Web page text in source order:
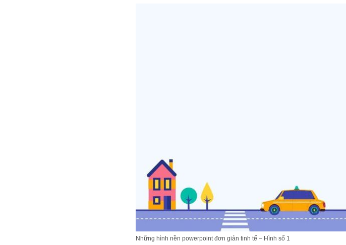
Những hình nền powerpoint đơn giản tinh tế – Hình số 1